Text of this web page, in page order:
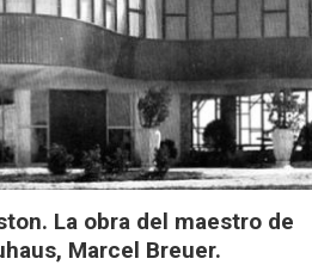
La obra del maestro de
Marcel Breuer.